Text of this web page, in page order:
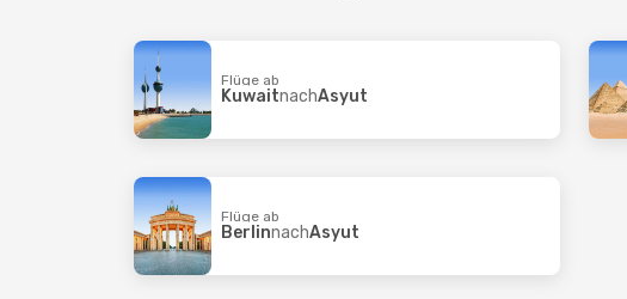
Flüge ab
KuwaitnachAsyut
Flüge ab
BerlinnachAsyut